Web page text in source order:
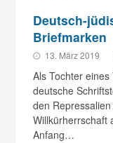
Deutsch-
Briefmarken
13. März 2019
Als Tochter
deutsche
den
Willkürherrschaft
Anfang…